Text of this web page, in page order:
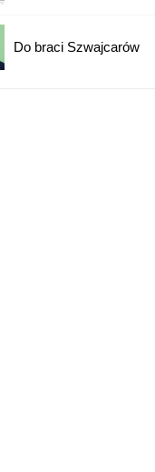
Do braci Szwajcarów